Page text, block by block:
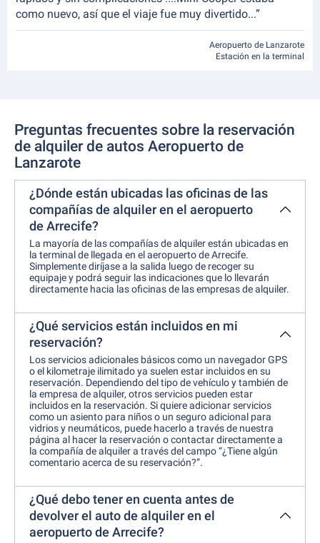
como nuevo, así que el viaje fue muy divertido...”
Aeropuerto de Lanzarote
Estación en la terminal
Preguntas frecuentes sobre la reservación
de alquiler de autos Aeropuerto de
Lanzarote
¿Dónde están ubicadas las oficinas de las
compañías de alquiler en el aeropuerto
de Arrecife?
La mayoría de las compañías de alquiler están ubicadas en
la terminal de llegada en el aeropuerto de Arrecife.
Simplemente diríjase a la salida luego de recoger su
equipaje y podrá seguir las indicaciones que lo llevarán
directamente hacia las oficinas de las empresas de alquiler.
¿Qué servicios están incluidos en mi
reservación?
Los servicios adicionales básicos como un navegador GPS
o el kilometraje ilimitado ya suelen estar incluidos en su
reservación. Dependiendo del tipo de vehículo y también de
la empresa de alquiler, otros servicios pueden estar
incluidos en la reservación. Si quiere adicionar servicios
como un asiento para niños o un seguro adicional para
vidrios y neumáticos, puede hacerlo a través de nuestra
página al hacer la reservación o contactar directamente a
la compañía de alquiler a través del campo “¿Tiene algún
comentario acerca de su reservación?”.
¿Qué debo tener en cuenta antes de
devolver el auto de alquiler en el
aeropuerto de Arrecife?